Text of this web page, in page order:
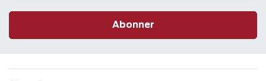
Abonner